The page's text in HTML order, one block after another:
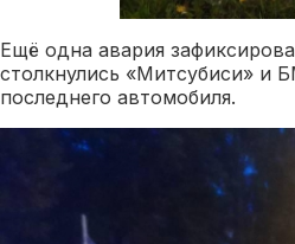
Ещё одна авария
столкнулись «Митсубиси» и
последнего автомобиля.